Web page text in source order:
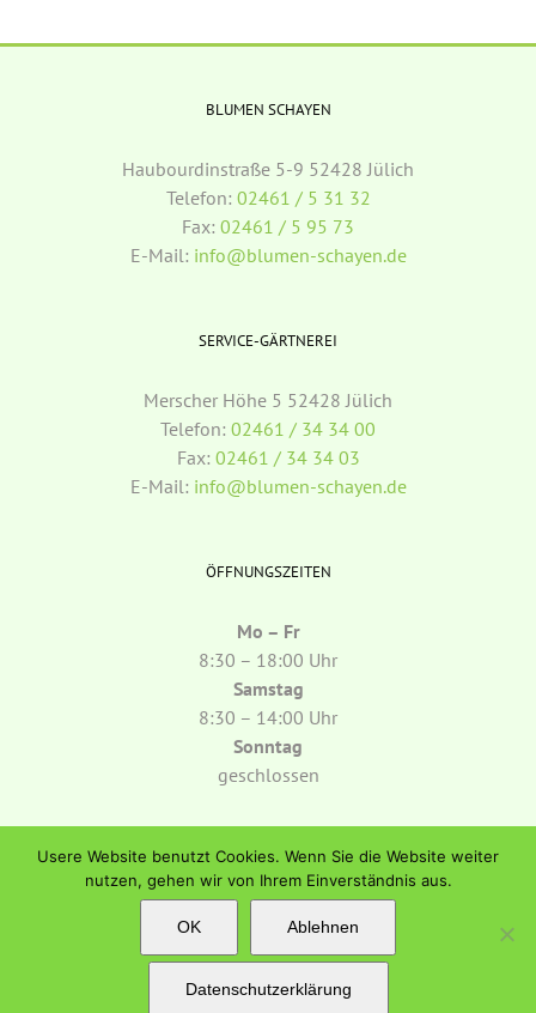
BLUMEN SCHAYEN
Haubourdinstraße 5-9 52428 Jülich
Telefon: 02461 / 5 31 32
Fax: 02461 / 5 95 73
E-Mail: info@blumen-schayen.de
SERVICE-GÄRTNEREI
Merscher Höhe 5 52428 Jülich
Telefon: 02461 / 34 34 00
Fax: 02461 / 34 34 03
E-Mail: info@blumen-schayen.de
ÖFFNUNGSZEITEN
Mo – Fr
8:30 – 18:00 Uhr
Samstag
8:30 – 14:00 Uhr
Sonntag
geschlossen
2026 Blumen Schayen | All Rights Reserved | Powered by
| Theme: Avada byTheme Fusion|Impressum
Facebook
E-
Usere Website benutzt Cookies. Wenn Sie die Website weiter
nutzen, gehen wir von Ihrem Einverständnis aus.
OK Ablehnen
Datenschutzerklärung